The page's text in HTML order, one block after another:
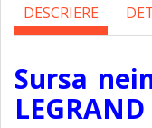
DESCRIERE
Sursa